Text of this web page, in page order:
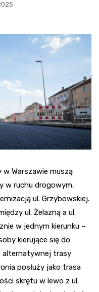
Warszawie muszą
w ruchu drogowym,
ul. Grzybowskiej.
ul. Żelazną a ul.
w jednym kierunku –
kierujące się do
alternatywnej trasy
posłuży jako trasa
skrętu w lewo z ul.